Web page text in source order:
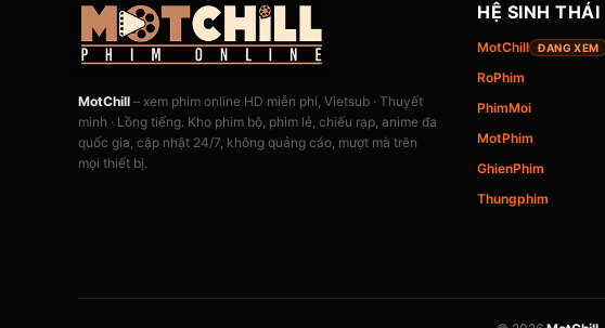
MotChill – xem phim online HD miễn phí, Vietsub · Thuyết
minh · Lồng tiếng. Kho phim bộ, phim lẻ, chiếu rạp, anime đa
quốc gia, cập nhật 24/7, không quảng cáo, mượt mà trên
mọi thiết bị.
HỆ SINH THÁI
MotChill ĐANG XEM
RoPhim
PhimMoi
MotPhim
GhienPhim
Thungphim